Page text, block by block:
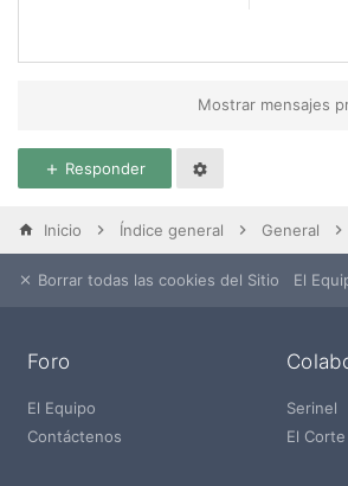
Mostrar mensajes
Responder
Inicio Índice general General
Borrar todas las cookies del Sitio El
Foro
El Equipo
Contáctenos
Serinel
El